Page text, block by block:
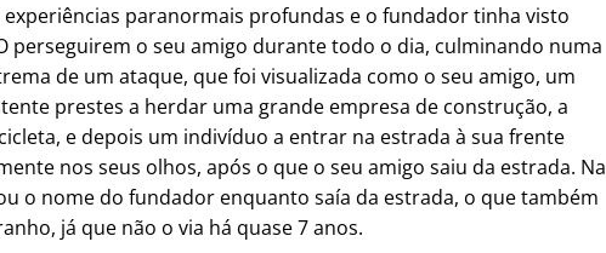
experiências paranormais profundas e o fundador tinha visto
perseguirem o seu amigo durante todo o dia, culminando numa
de um ataque, que foi visualizada como o seu amigo, um
prestes a herdar uma grande empresa de construção, a
e depois um indivíduo a entrar na estrada à sua frente
nos seus olhos, após o que o seu amigo saiu da estrada. Na
o nome do fundador enquanto saía da estrada, o que também
já que não o via há quase 7 anos.